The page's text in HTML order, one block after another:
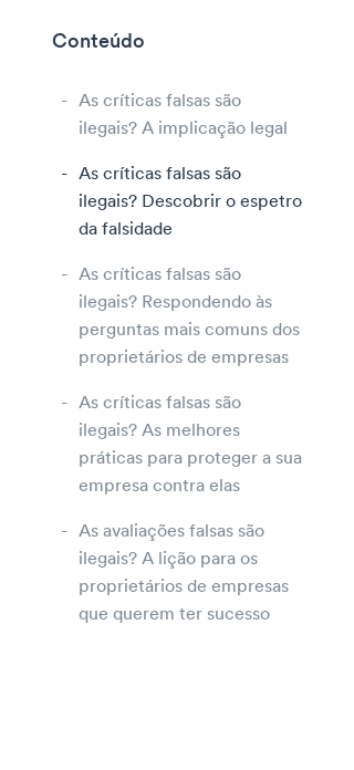
Conteúdo
As críticas falsas são
ilegais? A implicação legal
As críticas falsas são
ilegais? Descobrir o espetro
da falsidade
As críticas falsas são
ilegais? Respondendo às
perguntas mais comuns dos
proprietários de empresas
As críticas falsas são
ilegais? As melhores
práticas para proteger a sua
empresa contra elas
As avaliações falsas são
ilegais? A lição para os
proprietários de empresas
que querem ter sucesso